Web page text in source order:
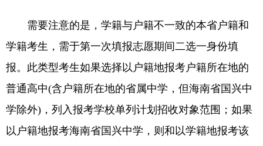
需要注意的是，学籍与户籍不一致的本省户籍和
学籍考生，需于第一次填报志愿期间二选一身份填
报。此类型考生如果选择以户籍地报考户籍所在地的
普通高中(含户籍所在地的省属中学，但海南省国兴中
学除外)，列入报考学校单列计划招收对象范围；如果
以户籍地报考海南省国兴中学，则和以学籍地报考该